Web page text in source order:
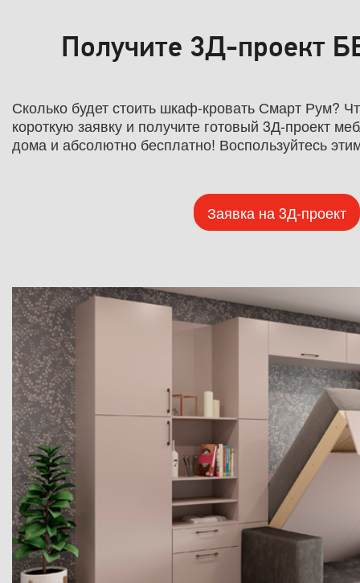
Получите 3Д-проект
Сколько будет стоить шкаф-кровать Смарт Рум?
короткую заявку и получите готовый 3Д-проект
дома и абсолютно бесплатно! Воспользуйтесь
Заявка на 3Д-проект